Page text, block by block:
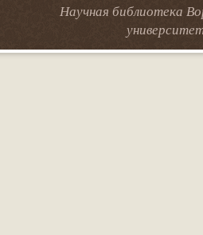
Научная библиотека